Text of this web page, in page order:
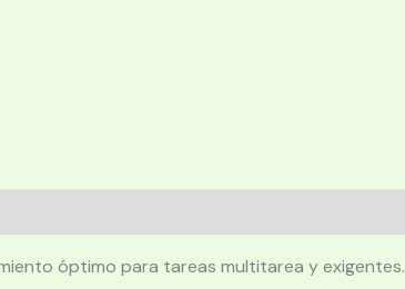
óptimo para tareas multitarea y exigentes.